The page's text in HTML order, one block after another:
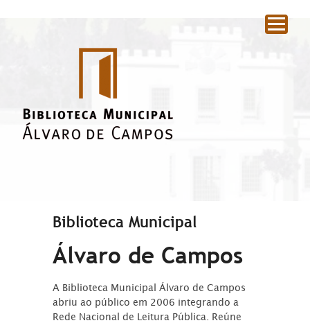
Biblioteca Municipal
Álvaro de Campos
A Biblioteca Municipal Álvaro de Campos
abriu ao público em 2006 integrando a
Rede Nacional de Leitura Pública. Reúne